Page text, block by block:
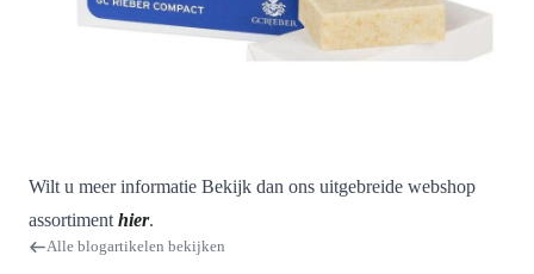
Wilt u meer informatie Bekijk dan ons uitgebreide webshop
assortiment hier.
Alle blogartikelen bekijken